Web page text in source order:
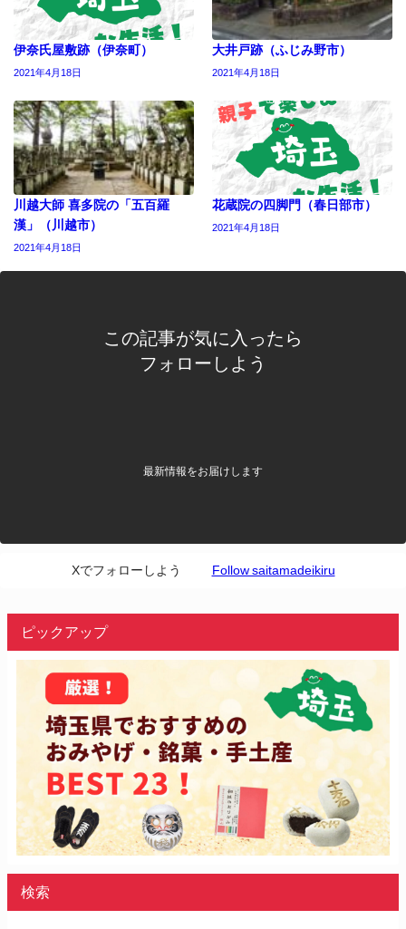
伊奈氏屋敷跡（伊奈町）
2021年4月18日
大井戸跡（ふじみ野市）
2021年4月18日
川越大師 喜多院の「五百羅
漢」（川越市）
2021年4月18日
花蔵院の四脚門（春日部市）
2021年4月18日
この記事が気に入ったら
フォローしよう
最新情報をお届けします
Xでフォローしよう Follow saitamadeikiru
ピックアップ
検索